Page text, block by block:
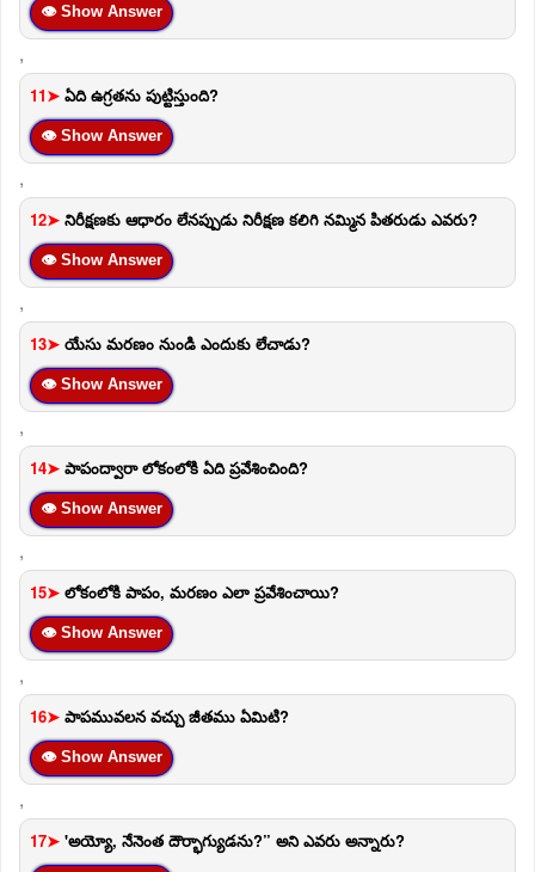
👁 Show Answer
,
11➤ ఏది ఉగ్రతను పుట్టిస్తుంది?
👁 Show Answer
,
12➤ నిరీక్షణకు ఆధారం లేనప్పుడు నిరీక్షణ కలిగి నమ్మిన పితరుడు ఎవరు?
👁 Show Answer
,
13➤ యేసు మరణం నుండి ఎందుకు లేచాడు?
👁 Show Answer
,
14➤ పాపంద్వారా లోకంలోకి ఏది ప్రవేశించింది?
👁 Show Answer
,
15➤ లోకంలోకి పాపం, మరణం ఎలా ప్రవేశించాయి?
👁 Show Answer
,
16➤ పాపమువలన వచ్చు జీతము ఏమిటి?
👁 Show Answer
,
17➤ 'అయ్యో, నేనెంత దౌర్భాగ్యుడను?” అని ఎవరు అన్నారు?